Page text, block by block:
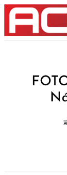
Skip
content